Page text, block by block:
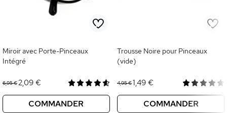
Miroir avec Porte-Pinceaux
Intégré
6,95 €2,09 €
COMMANDER
Trousse Noire pour Pinceaux
(vide)
4,95 €1,49 €
COMMANDER